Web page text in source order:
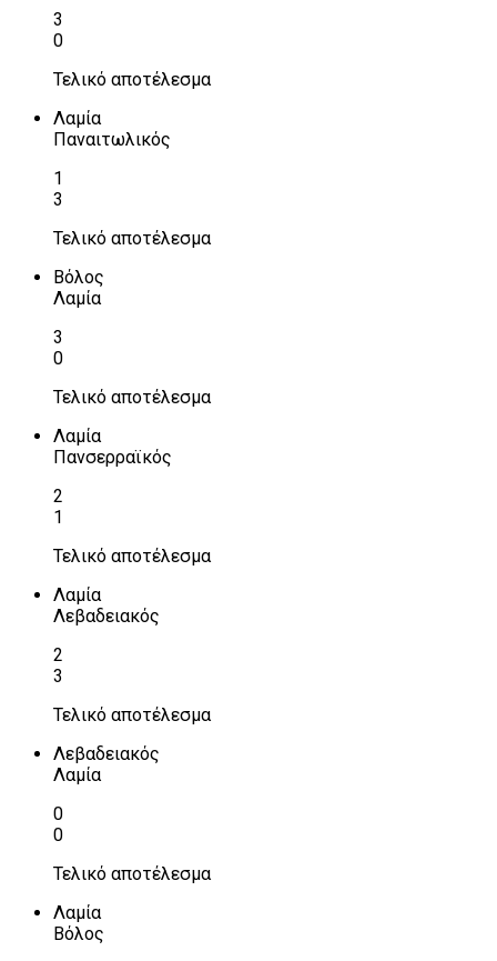
3
0
Τελικό αποτέλεσμα
Λαμία
Παναιτωλικός
1
3
Τελικό αποτέλεσμα
Βόλος
Λαμία
3
0
Τελικό αποτέλεσμα
Λαμία
Πανσερραϊκός
2
1
Τελικό αποτέλεσμα
Λαμία
Λεβαδειακός
2
3
Τελικό αποτέλεσμα
Λεβαδειακός
Λαμία
0
0
Τελικό αποτέλεσμα
Λαμία
Βόλος